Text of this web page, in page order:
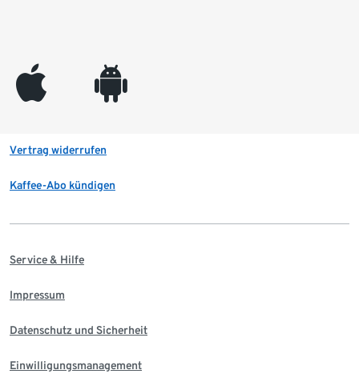
appleinc android
Vertrag widerrufen
Kaffee-Abo kündigen
Service & Hilfe
Impressum
Datenschutz und Sicherheit
Einwilligungsmanagement